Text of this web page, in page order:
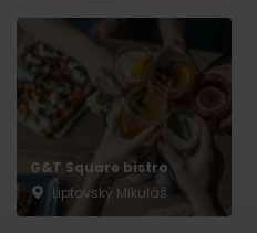
G&T Square bistro
Liptovský Mikuláš